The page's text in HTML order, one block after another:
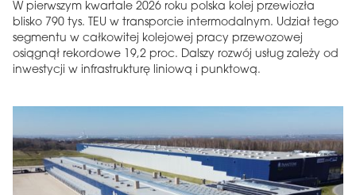
W pierwszym kwartale 2026 roku polska kolej przewiozła
blisko 790 tys. TEU w transporcie intermodalnym. Udział tego
segmentu w całkowitej kolejowej pracy przewozowej
osiągnął rekordowe 19,2 proc. Dalszy rozwój usług zależy od
inwestycji w infrastrukturę liniową i punktową.